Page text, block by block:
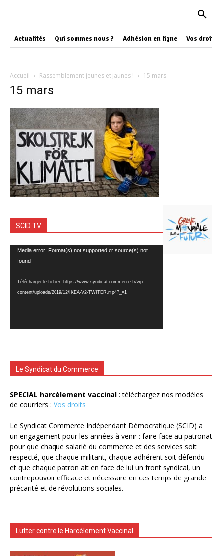
Actualités Qui sommes nous ? Adhésion en ligne Vos droits
Accueil Rassemblement jeunes et jaunes ! 15 mars
15 mars
SCID TV
Lecteur
vidéo
Media error: Format(s) not supported or source(s) not
found
Télécharger le fichier: https://www.syndicat-commerce.fr/wp-
content/uploads/2019/12/IKEA-V2-TWITER.mp4?_=1
Le Syndicat du Commerce
SPECIAL harcèlement vaccinal : téléchargez nos modèles
de courriers : Vos droits
--------------------------------------
Le Syndicat Commerce Indépendant Démocratique (SCID) a
un engagement pour les années à venir : faire face au patronat
pour que chaque salarié du commerce et des services soit
respecté, que chaque militant, chaque adhérent soit défendu
et que chaque patron ait en face de lui un front syndical, un
contrepouvoir efficace et nécessaire en ces temps de grande
précarité et de révolutions sociales.
Lutter contre le Harcèlement Vaccinal